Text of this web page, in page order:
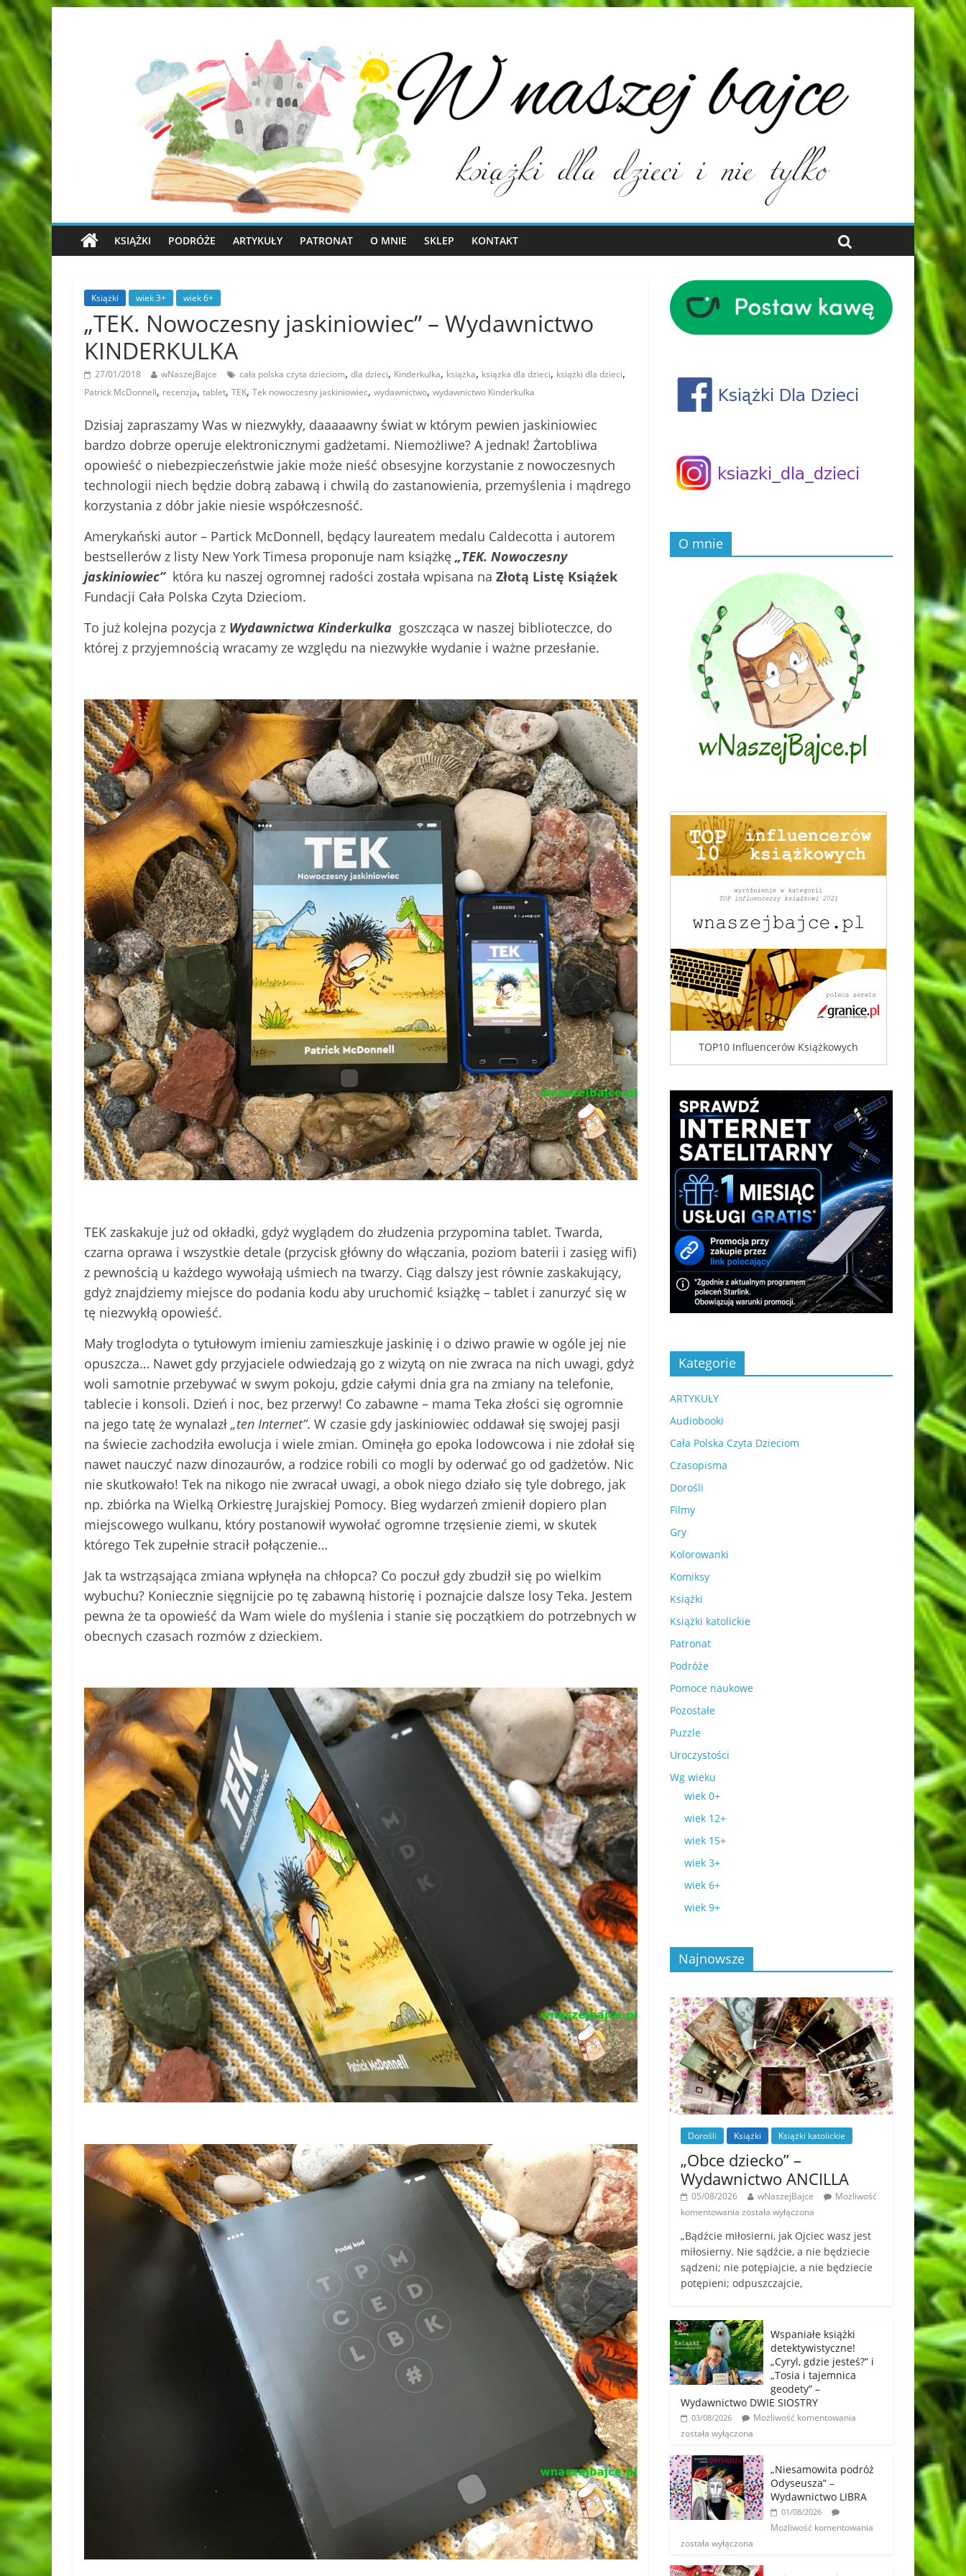
KSIĄŻKI PODRÓŻE ARTYKUŁY PATRONAT O MNIE SKLEP KONTAKT
Książki wiek 3+ wiek 6+
„TEK. Nowoczesny jaskiniowiec” – Wydawnictwo
KINDERKULKA
27/01/2018 wNaszejBajce cała polska czyta dzieciom, dla dzieci, Kinderkulka, książka, książka dla dzieci, książki dla dzieci,
Patrick McDonnell, recenzja, tablet, TEK, Tek nowoczesny jaskiniowiec, wydawnictwo, wydawnictwo Kinderkulka
Dzisiaj zapraszamy Was w niezwykły, daaaaawny świat w którym pewien jaskiniowiec
bardzo dobrze operuje elektronicznymi gadżetami. Niemożliwe? A jednak! Żartobliwa
opowieść o niebezpieczeństwie jakie może nieść obsesyjne korzystanie z nowoczesnych
technologii niech będzie dobrą zabawą i chwilą do zastanowienia, przemyślenia i mądrego
korzystania z dóbr jakie niesie współczesność.
Amerykański autor – Partick McDonnell, będący laureatem medalu Caldecotta i autorem
bestsellerów z listy New York Timesa proponuje nam książkę „TEK. Nowoczesny
jaskiniowiec” która ku naszej ogromnej radości została wpisana na Złotą Listę Książek
Fundacji Cała Polska Czyta Dzieciom.
To już kolejna pozycja z Wydawnictwa Kinderkulka goszcząca w naszej biblioteczce, do
której z przyjemnością wracamy ze względu na niezwykłe wydanie i ważne przesłanie.
TEK zaskakuje już od okładki, gdyż wyglądem do złudzenia przypomina tablet. Twarda,
czarna oprawa i wszystkie detale (przycisk główny do włączania, poziom baterii i zasięg wifi)
z pewnością u każdego wywołają uśmiech na twarzy. Ciąg dalszy jest równie zaskakujący,
gdyż znajdziemy miejsce do podania kodu aby uruchomić książkę – tablet i zanurzyć się w
tę niezwykłą opowieść.
Mały troglodyta o tytułowym imieniu zamieszkuje jaskinię i o dziwo prawie w ogóle jej nie
opuszcza… Nawet gdy przyjaciele odwiedzają go z wizytą on nie zwraca na nich uwagi, gdyż
woli samotnie przebywać w swym pokoju, gdzie całymi dnia gra na zmiany na telefonie,
tablecie i konsoli. Dzień i noc, bez przerwy! Co zabawne – mama Teka złości się ogromnie
na jego tatę że wynalazł „ten Internet”. W czasie gdy jaskiniowiec oddawał się swojej pasji
na świecie zachodziła ewolucja i wiele zmian. Ominęła go epoka lodowcowa i nie zdołał się
nawet nauczyć nazw dinozaurów, a rodzice robili co mogli by oderwać go od gadżetów. Nic
nie skutkowało! Tek na nikogo nie zwracał uwagi, a obok niego działo się tyle dobrego, jak
np. zbiórka na Wielką Orkiestrę Jurajskiej Pomocy. Bieg wydarzeń zmienił dopiero plan
miejscowego wulkanu, który postanowił wywołać ogromne trzęsienie ziemi, w skutek
którego Tek zupełnie stracił połączenie…
Jak ta wstrząsająca zmiana wpłynęła na chłopca? Co poczuł gdy zbudził się po wielkim
wybuchu? Koniecznie sięgnijcie po tę zabawną historię i poznajcie dalsze losy Teka. Jestem
pewna że ta opowieść da Wam wiele do myślenia i stanie się początkiem do potrzebnych w
obecnych czasach rozmów z dzieckiem.
O mnie
TOP10 Influencerów Książkowych
Kategorie
ARTYKUŁY
Audiobooki
Cała Polska Czyta Dzieciom
Czasopisma
Dorośli
Filmy
Gry
Kolorowanki
Komiksy
Książki
Książki katolickie
Patronat
Podróże
Pomoce naukowe
Pozostałe
Puzzle
Uroczystości
Wg wieku
wiek 0+
wiek 12+
wiek 15+
wiek 3+
wiek 6+
wiek 9+
Najnowsze
Dorośli Książki Książki katolickie
„Obce dziecko” –
Wydawnictwo ANCILLA
05/08/2026 wNaszejBajce
Możliwość
komentowania została wyłączona
„Bądźcie miłosierni, jak Ojciec wasz jest
miłosierny. Nie sądźcie, a nie będziecie
sądzeni; nie potępiajcie, a nie będziecie
potępieni; odpuszczajcie,
Wspaniałe książki
detektywistyczne!
„Cyryl, gdzie jesteś?” i
„Tosia i tajemnica
geodety” –
Wydawnictwo DWIE SIOSTRY
03/08/2026
Możliwość komentowania
została wyłączona
„Niesamowita podróż
Odyseusza” –
Wydawnictwo LIBRA
01/08/2026
Możliwość komentowania
została wyłączona